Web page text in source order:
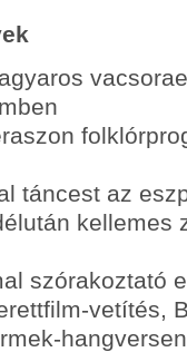
táncest az
kellemes
szórakoztató
vetítés,